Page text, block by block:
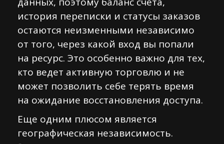
история переписки и статусы заказов
остаются неизменными независимо
от того, через какой вход вы попали
на ресурс. Это особенно важно для тех,
кто ведет активную торговлю и не
может позволить себе терять время
на ожидание восстановления доступа.
Еще одним плюсом является
географическая независимость.